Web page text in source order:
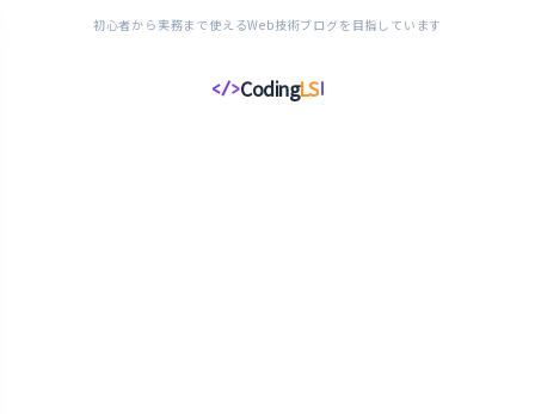
初心者から実務まで使えるWeb技術ブログを目指しています
</>CodingLS
コ